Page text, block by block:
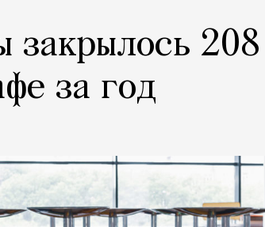
закрылось 208
за год